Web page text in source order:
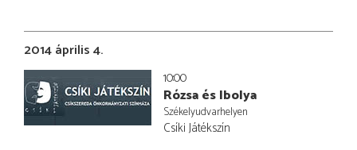
2014 április 4.
10:00
Rózsa és Ibolya
Székelyudvarhelyen
Csíki Játékszín